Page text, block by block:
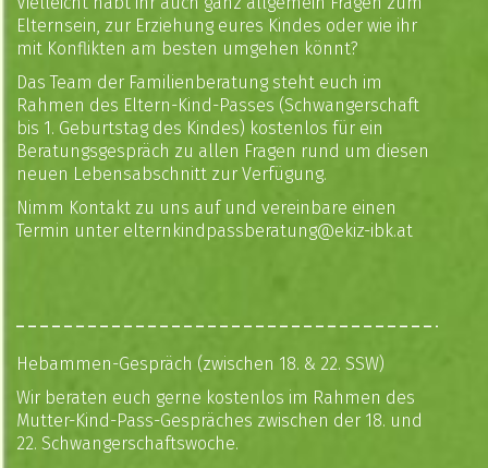
Elternsein, zur Erziehung eures Kindes oder wie ihr
mit Konflikten am besten umgehen könnt?
Das Team der Familienberatung steht euch im
Rahmen des Eltern-Kind-Passes (Schwangerschaft
bis 1. Geburtstag des Kindes) kostenlos für ein
Beratungsgespräch zu allen Fragen rund um diesen
neuen Lebensabschnitt zur Verfügung.
Nimm Kontakt zu uns auf und vereinbare einen
Termin unter elternkindpassberatung@ekiz-ibk.at
Hebammen-Gespräch (zwischen 18. & 22. SSW)
Wir beraten euch gerne kostenlos im Rahmen des
Mutter-Kind-Pass-Gespräches zwischen der 18. und
22. Schwangerschaftswoche.